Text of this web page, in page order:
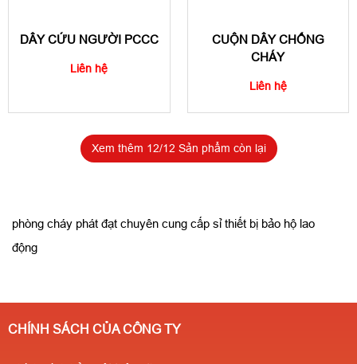
DÂY CỨU NGƯỜI PCCC
Liên hệ
CUỘN DÂY CHỐNG
CHÁY
Liên hệ
Xem thêm 12/12 Sản phẩm còn lại
phòng cháy phát đạt chuyên cung cấp sỉ thiết bị bảo hộ lao
động
CHÍNH SÁCH CỦA CÔNG TY